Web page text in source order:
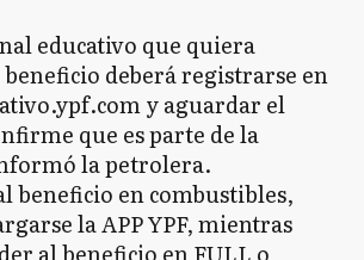
educativo que quiera
beneficio deberá registrarse en
y aguardar el
que es parte de la
la petrolera.
beneficio en combustibles,
la APP YPF, mientras
al beneficio en FULL o